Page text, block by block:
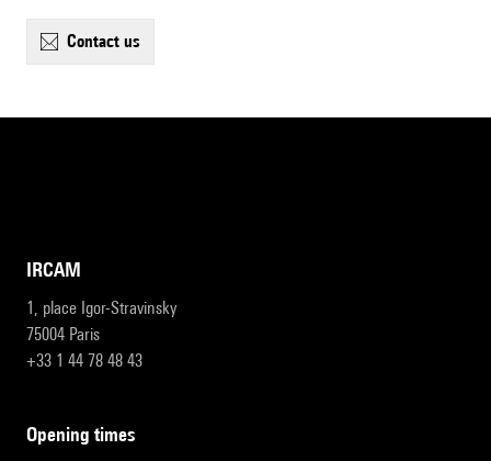
contact us
IRCAM
1, place Igor-Stravinsky
75004 Paris
+33 1 44 78 48 43
opening times